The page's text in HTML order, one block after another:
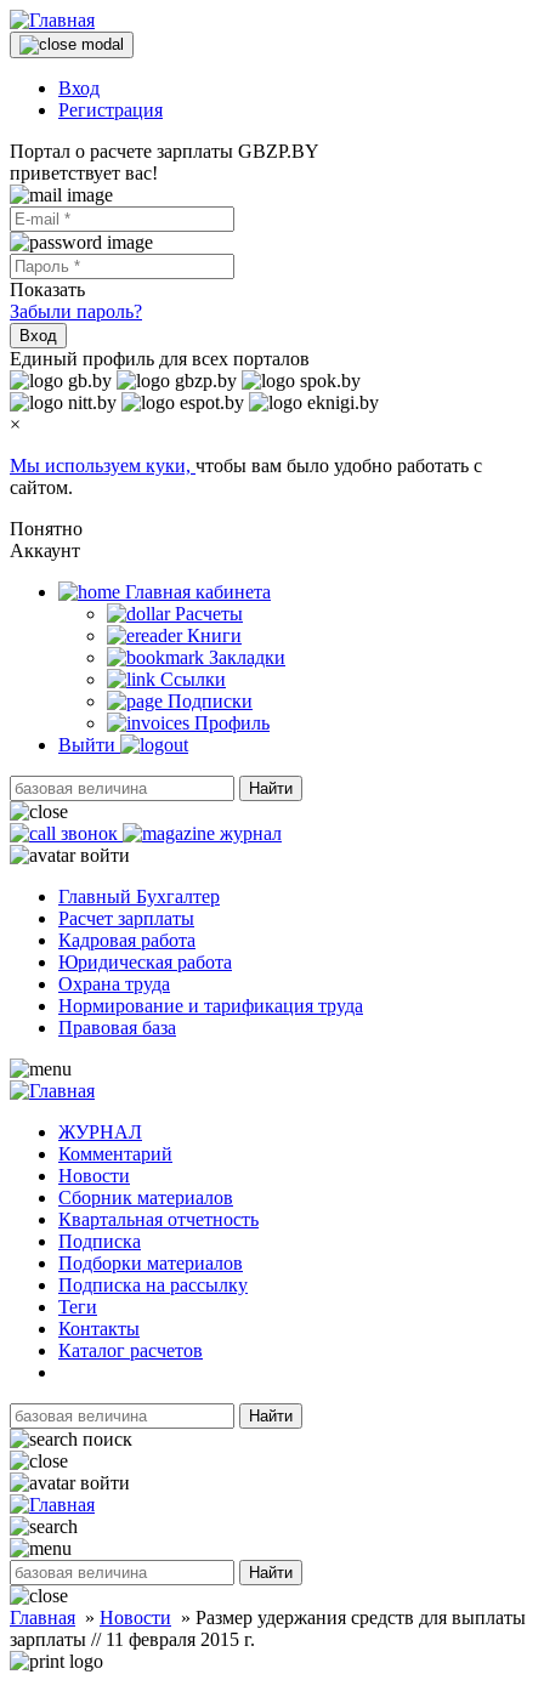
Вход
Регистрация
Портал о расчете зарплаты GBZP.BY
приветствует вас!
Показать
Забыли пароль?
Вход
Единый профиль для всех порталов
×
Мы используем куки, чтобы вам было удобно работать с
сайтом.
Понятно
Аккаунт
Главная кабинетa
Расчеты
Книги
Закладки
Ссылки
Подписки
Профиль
Выйти
Найти
звонок
журнал
войти
Главный Бухгалтер
Расчет зарплаты
Кадровая работа
Юридическая работа
Охрана труда
Нормирование и тарификация труда
Правовая база
ЖУРНАЛ
Комментарий
Новости
Сборник материалов
Квартальная отчетность
Подписка
Подборки материалов
Подписка на рассылку
Теги
Контакты
Каталог расчетов
Найти
поиск
войти
Найти
Главная » Новости » Размер удержания средств для выплаты
зарплаты // 11 февраля 2015 г.